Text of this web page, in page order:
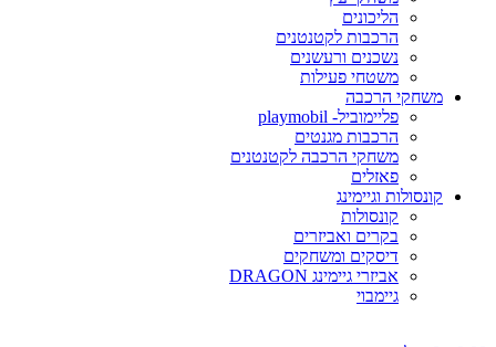
הליכונים
הרכבות לקטנטנים
נשכנים ורעשנים
משטחי פעילות
משחקי הרכבה
פליימוביל- playmobil
הרכבות מגנטים
משחקי הרכבה לקטנטנים
פאזלים
קונסולות וגיימינג
קונסולות
בקרים ואביזרים
דיסקים ומשחקים
אביזרי גיימינג DRAGON
גיימבוי